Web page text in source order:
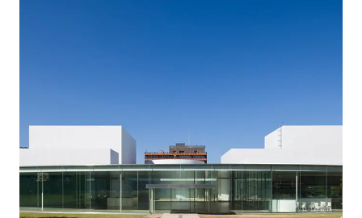
旅のお役立ち情報
ANA サービス